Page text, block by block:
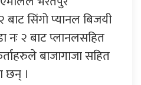
बाट सिंगो प्यानल बिजयी
नः २ बाट प्लानलसहित
बाजागाजा सहित
छन् ।